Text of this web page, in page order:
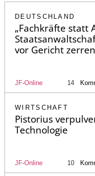
DEUTSCHLAND
„Fachkräfte statt
vor Gericht zerren
JF-Online 14
WIRTSCHAFT
Pistorius
Technologie
JF-Online 10